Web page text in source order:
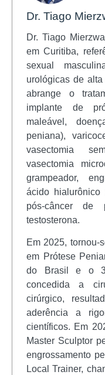
Dr. Tiago
Dr. Tiago
em Curitiba,
sexual
urológicas de
abrange o
implante de
maleável,
peniana),
vasectomia
vasectomia
grampeador,
ácido hialurônico
pós-câncer de
testosterona.
Em 2025, tornou-
em Prótese
do Brasil e o
concedida a
cirúrgico,
aderência a
científicos. Em
Master Sculptor
engrossamento
Local Trainer,